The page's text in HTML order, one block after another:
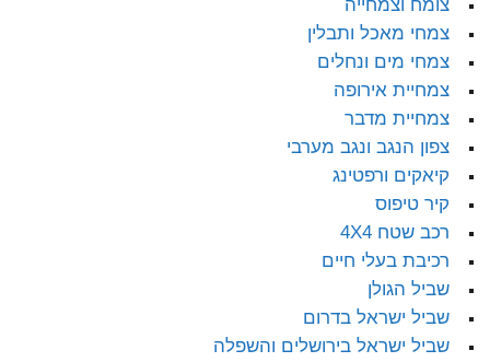
צומח וצמחייה
צמחי מאכל ותבלין
צמחי מים ונחלים
צמחיית אירופה
צמחיית מדבר
צפון הנגב ונגב מערבי
קיאקים ורפטינג
קיר טיפוס
רכב שטח 4X4
רכיבת בעלי חיים
שביל הגולן
שביל ישראל בדרום
שביל ישראל בירושלים והשפלה